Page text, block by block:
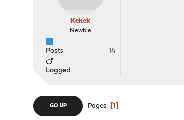
Kekek
Newbie
Posts 14
Logged
GO UP Pages 1